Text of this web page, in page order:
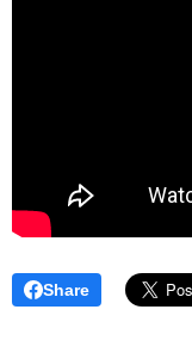
Share